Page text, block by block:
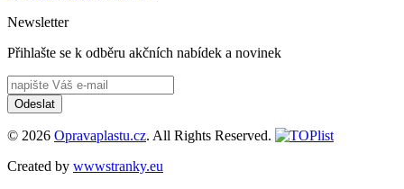
Newsletter
Přihlašte se k odběru akčních nabídek a novinek
Odeslat
© 2026 Opravaplastu.cz. All Rights Reserved.
Created by wwwstranky.eu